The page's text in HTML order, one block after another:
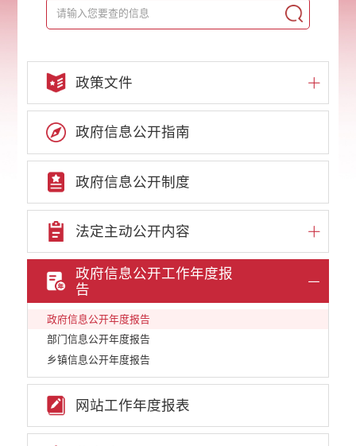
政策文件
政府信息公开指南
政府信息公开制度
法定主动公开内容
政府信息公开工作年度报
告
政府信息公开年度报告
部门信息公开年度报告
乡镇信息公开年度报告
网站工作年度报表